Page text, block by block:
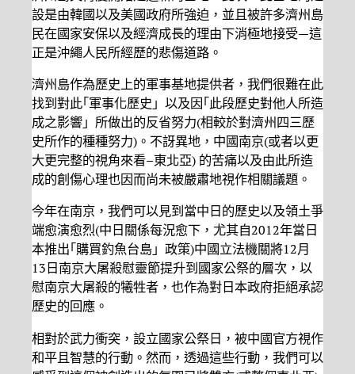
設是由韓國以及美國政府所強迫，並且被許多濟州島
民在國家安保以及經濟成長的理由下消極地接受—這
正是沖繩人民所經歷的悲傷道路。
濟州島作為歷史上的軍事基地提供者，我們很難在此
找到對此｢軍事化歷史」以及因｢此段歷史對他人所造
成之影響」所做出的反省努力(相較於對濟州四三歷
史所作的種種努力)。不訝異地，中國南京(或者以更
大更完整的視角來看–東北亞) 的苦痛以及由此所造
成的創傷心理也因而尚未被嚴肅地視作相關議題。
今年在南京，我們可以見到當中日的歷史以及領土爭
端愈演愈烈(中日關係每況愈下，尤其自2012年當日
本推出｢購買釣魚台島」政策)中國立法機關將12月
13日南京大屠殺慰靈節提升到國家公祭的層次，以
慰南京大屠殺的犧牲者，也作為對日本政府拒絕承認
歷史的回應。
相對於武力衝突，設立國家公祭日，被中國官方視作
和平且智慧的行動。然而，透過這些行動，我們可以